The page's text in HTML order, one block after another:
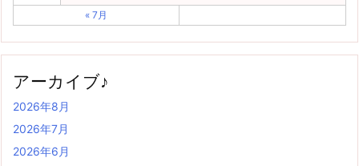
« 7月
アーカイブ♪
2026年8月
2026年7月
2026年6月